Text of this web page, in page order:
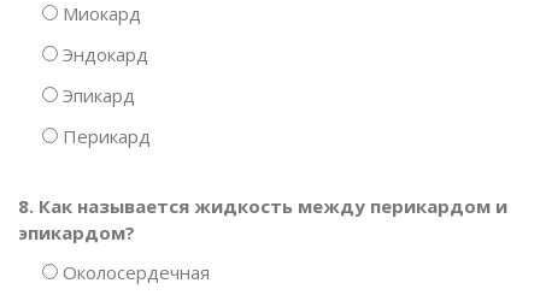
Миокард
Эндокард
Эпикард
Перикард
8. Как называется жидкость между перикардом и
эпикардом?
Околосердечная